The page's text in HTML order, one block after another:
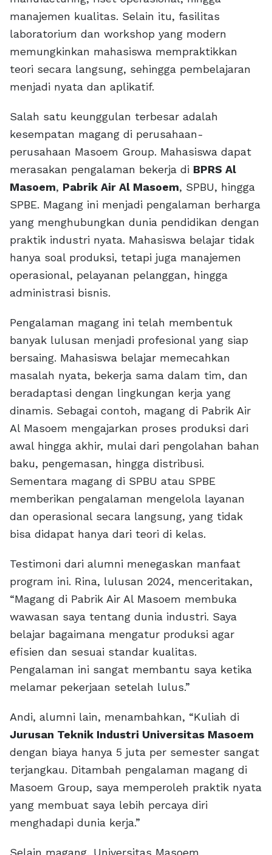
manajemen kualitas. Selain itu, fasilitas
laboratorium dan workshop yang modern
memungkinkan mahasiswa mempraktikkan
teori secara langsung, sehingga pembelajaran
menjadi nyata dan aplikatif.
Salah satu keunggulan terbesar adalah
kesempatan magang di perusahaan-
perusahaan Masoem Group. Mahasiswa dapat
merasakan pengalaman bekerja di BPRS Al
Masoem, Pabrik Air Al Masoem, SPBU, hingga
SPBE. Magang ini menjadi pengalaman berharga
yang menghubungkan dunia pendidikan dengan
praktik industri nyata. Mahasiswa belajar tidak
hanya soal produksi, tetapi juga manajemen
operasional, pelayanan pelanggan, hingga
administrasi bisnis.
Pengalaman magang ini telah membentuk
banyak lulusan menjadi profesional yang siap
bersaing. Mahasiswa belajar memecahkan
masalah nyata, bekerja sama dalam tim, dan
beradaptasi dengan lingkungan kerja yang
dinamis. Sebagai contoh, magang di Pabrik Air
Al Masoem mengajarkan proses produksi dari
awal hingga akhir, mulai dari pengolahan bahan
baku, pengemasan, hingga distribusi.
Sementara magang di SPBU atau SPBE
memberikan pengalaman mengelola layanan
dan operasional secara langsung, yang tidak
bisa didapat hanya dari teori di kelas.
Testimoni dari alumni menegaskan manfaat
program ini. Rina, lulusan 2024, menceritakan,
“Magang di Pabrik Air Al Masoem membuka
wawasan saya tentang dunia industri. Saya
belajar bagaimana mengatur produksi agar
efisien dan sesuai standar kualitas.
Pengalaman ini sangat membantu saya ketika
melamar pekerjaan setelah lulus.”
Andi, alumni lain, menambahkan, “Kuliah di
Jurusan Teknik Industri Universitas Masoem
dengan biaya hanya 5 juta per semester sangat
terjangkau. Ditambah pengalaman magang di
Masoem Group, saya memperoleh praktik nyata
yang membuat saya lebih percaya diri
menghadapi dunia kerja.”
Selain magang, Universitas Masoem